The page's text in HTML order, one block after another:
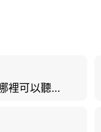
【聽力測試百科】哪裡可以聽力檢查？費用、標準、流程、在家聽力檢測與iPhone測試全攻略